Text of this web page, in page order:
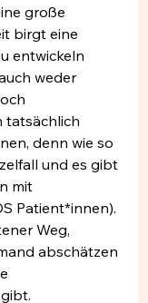
große
birgt eine
entwickeln
weder
tatsächlich
denn wie so
und es gibt
mit
Patient*innen).
Weg,
abschätzen